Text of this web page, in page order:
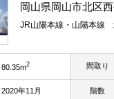
岡山県岡山市北区
JR山陽本線・山陽本
80.35m2 間取り
2020年11月 階数